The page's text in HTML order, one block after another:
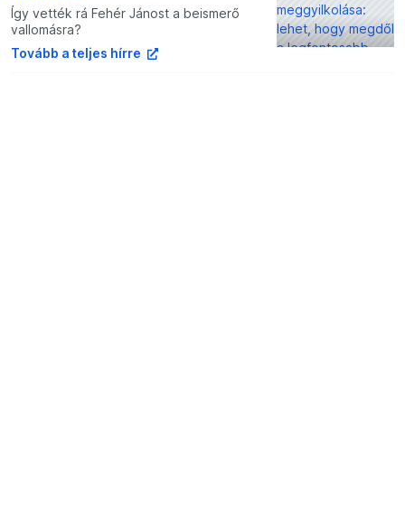
Így vették rá Fehér Jánost a beismerő
vallomásra?
Tovább a teljes hírre